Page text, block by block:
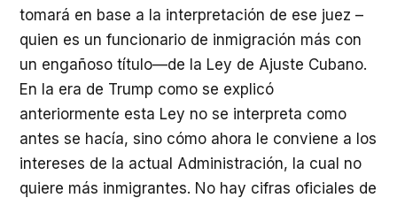
tomará en base a la interpretación de ese juez –
quien es un funcionario de inmigración más con
un engañoso título—de la Ley de Ajuste Cubano.
En la era de Trump como se explicó
anteriormente esta Ley no se interpreta como
antes se hacía, sino cómo ahora le conviene a los
intereses de la actual Administración, la cual no
quiere más inmigrantes. No hay cifras oficiales de